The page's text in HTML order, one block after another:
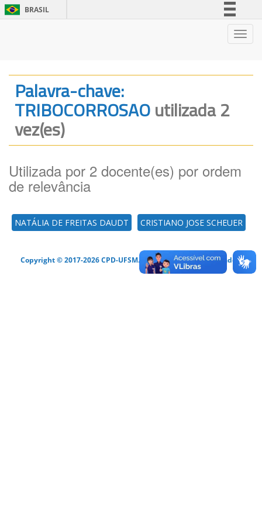
BRASIL
Canais
Palavra-chave:
TRIBOCORROSAOutilizada 2
vez(es)
Utilizada por 2 docente(es) por ordem
de relevância
NATÁLIA DE FREITAS DAUDT CRISTIANO JOSE SCHEUER
Copyright © 2017-2026 CPD-UFSM. Todos os direitos reservados.